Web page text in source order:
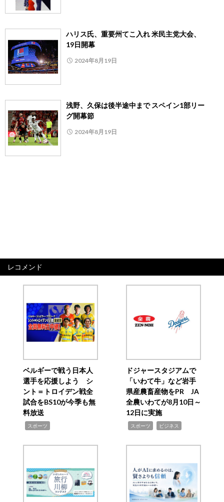
ハリス氏、重要州てこ入れ 米民主党大会、
19日開幕
2024年8月19日
浅野、久保は後半途中まで スペイン1部リー
グ開幕節
2024年8月19日
レコメンド
ベルギーで戦う日本人
選手を応援しよう シ
ント＝トロイデン戦全
試合をBS10が今季も無
料放送
スポーツ
ドジャースタジアムで
「いわて牛」など岩手
県産農畜産物をPR JA
全農いわてが8月10日～
12日に実施
スポーツ ビジネス